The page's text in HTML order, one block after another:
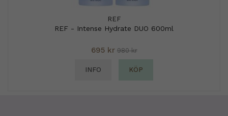
REF
REF - Intense Hydrate DUO 600ml
695 kr 980 kr
INFO KÖP